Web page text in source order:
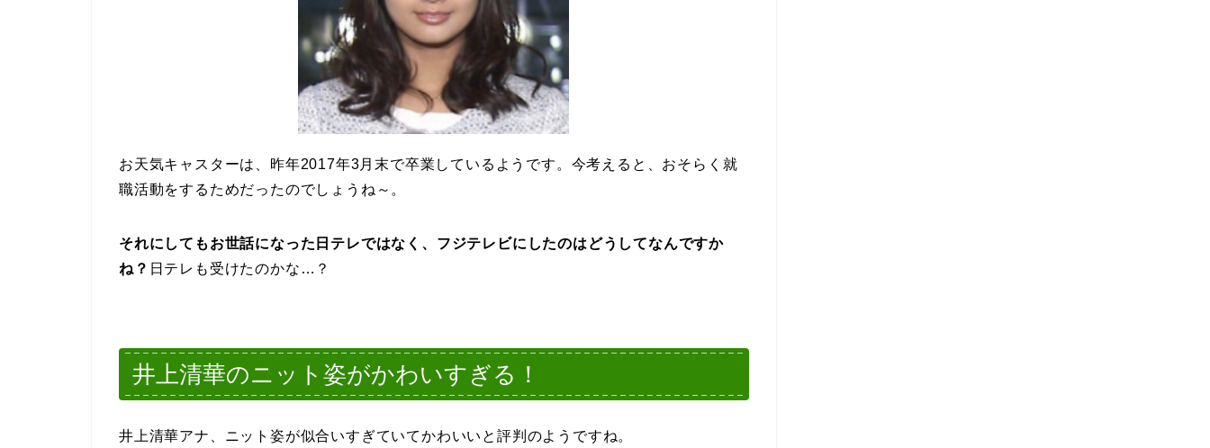
お天気キャスターは、昨年2017年3月末で卒業しているようです。今考えると、おそらく就
職活動をするためだったのでしょうね～。
それにしてもお世話になった日テレではなく、 フジテレビにしたのはどうしてなんですか
ね？ 日テレも受けたのかな…？
井上清華のニット姿がかわいすぎる！
井上清華アナ、ニット姿が似合いすぎていてかわいいと評判のようですね。